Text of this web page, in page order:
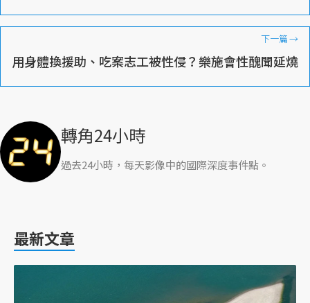
下一篇→
用身體換援助、吃案志工被性侵？樂施會性醜聞延燒
轉角24小時
過去24小時，每天影像中的國際深度事件點。
最新文章